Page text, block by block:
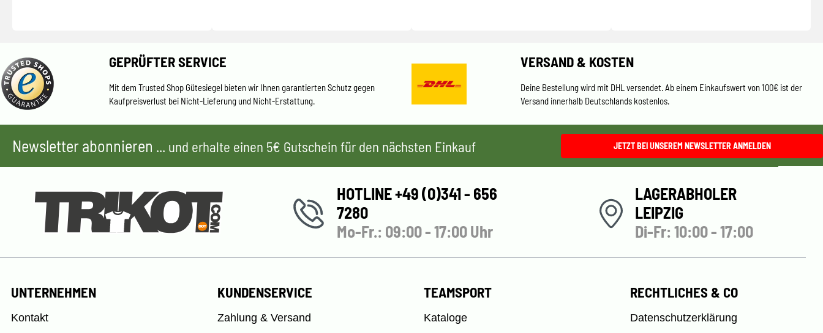
GEPRÜFTER SERVICE
Mit dem Trusted Shop Gütesiegel bieten wir Ihnen garantierten Schutz gegen
Kaufpreisverlust bei Nicht-Lieferung und Nicht-Erstattung.
VERSAND & KOSTEN
Deine Bestellung wird mit DHL versendet. Ab einem Einkaufswert von 100€ ist der
Versand innerhalb Deutschlands kostenlos.
Newsletter abonnieren ... und erhalte einen 5€ Gutschein für den nächsten Einkauf JETZT BEI UNSEREM NEWSLETTER ANMELDEN
HOTLINE +49 (0)341 - 656
7280
Mo-Fr.: 09:00 - 17:00 Uhr
LAGERABHOLER
LEIPZIG
Di-Fr: 10:00 - 17:00
UNTERNEHMEN
Kontakt
KUNDENSERVICE
Zahlung & Versand
TEAMSPORT
Kataloge
RECHTLICHES & CO
Datenschutzerklärung